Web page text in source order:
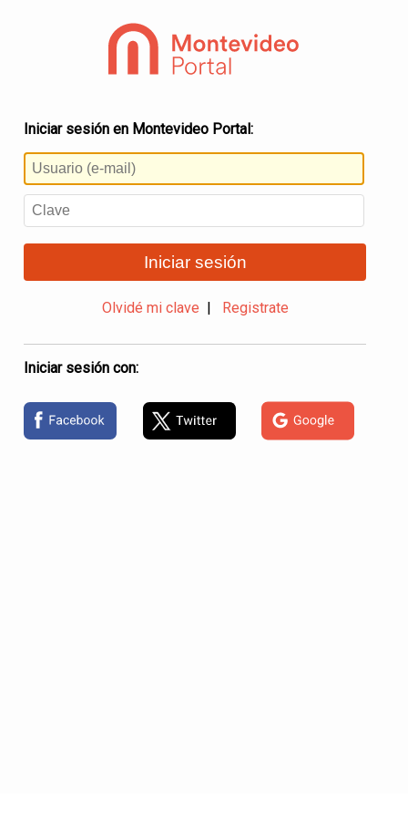
Iniciar sesión en Montevideo Portal:
Iniciar sesión
Olvidé mi clave Registrate
Iniciar sesión con: